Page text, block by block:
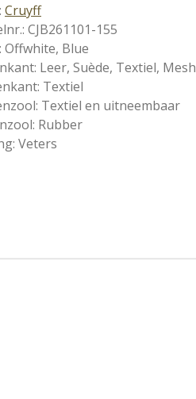
Cruyff
CJB261101-155
Offwhite, Blue
Leer, Suède, Textiel, Mesh
Textiel
Textiel en uitneembaar
Rubber
Veters